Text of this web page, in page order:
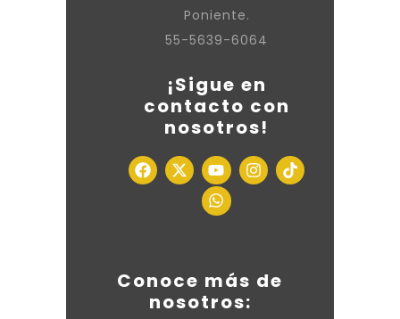
Poniente.
55-5639-6064
¡Sigue en
contacto con
nosotros!
Conoce más de
nosotros: